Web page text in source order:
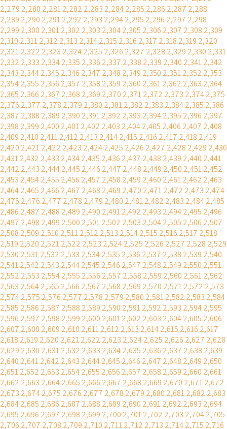
2,279 2,280 2,2812,282 2,283 2,2842,285 2,286 2,287 2,288
2,289 2,290 2,2912,292 2,293 2,2942,295 2,296 2,297 2,298
2,299 2,300 2,3012,302 2,303 2,3042,305 2,306 2,307 2,308 2,309
2,310 2,3112,312 2,313 2,3142,315 2,316 2,317 2,318 2,319 2,320
2,3212,322 2,323 2,3242,325 2,326 2,327 2,328 2,329 2,330 2,331
2,332 2,333 2,3342,335 2,336 2,337 2,338 2,339 2,340 2,3412,342
2,343 2,3442,345 2,346 2,347 2,348 2,349 2,350 2,3512,352 2,353
2,3542,355 2,356 2,357 2,358 2,359 2,360 2,3612,362 2,363 2,364
2,365 2,366 2,367 2,368 2,369 2,370 2,3712,372 2,373 2,3742,375
2,376 2,377 2,378 2,379 2,380 2,3812,382 2,383 2,3842,385 2,386
2,387 2,388 2,389 2,390 2,3912,392 2,393 2,3942,395 2,396 2,397
2,398 2,399 2,400 2,4012,402 2,403 2,4042,405 2,406 2,407 2,408
2,409 2,410 2,4112,412 2,413 2,4142,415 2,416 2,417 2,418 2,419
2,420 2,4212,422 2,423 2,4242,425 2,426 2,427 2,428 2,429 2,430
2,4312,432 2,433 2,4342,435 2,436 2,437 2,438 2,439 2,440 2,441
2,442 2,443 2,4442,445 2,446 2,447 2,448 2,449 2,450 2,4512,452
2,453 2,4542,455 2,456 2,457 2,458 2,459 2,460 2,4612,462 2,463
2,4642,465 2,466 2,467 2,468 2,469 2,470 2,4712,472 2,473 2,474
2,475 2,476 2,477 2,478 2,479 2,480 2,4812,482 2,483 2,4842,485
2,486 2,487 2,488 2,489 2,490 2,4912,492 2,493 2,4942,495 2,496
2,497 2,498 2,499 2,500 2,5012,502 2,503 2,5042,505 2,506 2,507
2,508 2,509 2,510 2,5112,512 2,513 2,5142,515 2,516 2,517 2,518
2,519 2,520 2,5212,522 2,523 2,5242,525 2,526 2,527 2,528 2,529
2,530 2,5312,532 2,533 2,5342,535 2,536 2,537 2,538 2,539 2,540
2,5412,542 2,543 2,5442,545 2,546 2,547 2,548 2,549 2,550 2,551
2,552 2,553 2,5542,555 2,556 2,557 2,558 2,559 2,560 2,5612,562
2,563 2,5642,565 2,566 2,567 2,568 2,569 2,570 2,5712,572 2,573
2,5742,575 2,576 2,577 2,578 2,579 2,580 2,5812,582 2,583 2,584
2,585 2,586 2,587 2,588 2,589 2,590 2,5912,592 2,593 2,5942,595
2,596 2,597 2,598 2,599 2,600 2,6012,602 2,603 2,6042,605 2,606
2,607 2,608 2,609 2,610 2,6112,612 2,613 2,6142,615 2,616 2,617
2,618 2,619 2,620 2,6212,622 2,623 2,6242,625 2,626 2,627 2,628
2,629 2,630 2,6312,632 2,633 2,6342,635 2,636 2,637 2,638 2,639
2,640 2,6412,642 2,643 2,6442,645 2,646 2,647 2,648 2,649 2,650
2,6512,652 2,653 2,6542,655 2,656 2,657 2,658 2,659 2,660 2,661
2,662 2,663 2,6642,665 2,666 2,667 2,668 2,669 2,670 2,6712,672
2,673 2,6742,675 2,676 2,677 2,678 2,679 2,680 2,6812,682 2,683
2,6842,685 2,686 2,687 2,688 2,689 2,690 2,6912,692 2,693 2,694
2,695 2,696 2,697 2,698 2,699 2,700 2,7012,702 2,703 2,7042,705
2,706 2,707 2,708 2,709 2,710 2,7112,712 2,713 2,7142,715 2,716